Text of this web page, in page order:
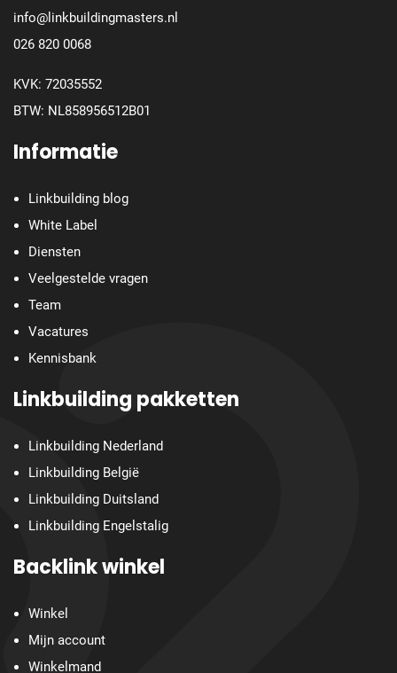
info@linkbuildingmasters.nl
026 820 0068
KVK: 72035552
BTW: NL858956512B01
Informatie
Linkbuilding blog
White Label
Diensten
Veelgestelde vragen
Team
Vacatures
Kennisbank
Linkbuilding pakketten
Linkbuilding Nederland
Linkbuilding België
Linkbuilding Duitsland
Linkbuilding Engelstalig
Backlink winkel
Winkel
Mijn account
Winkelmand